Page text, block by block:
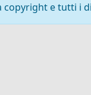
e tutti i